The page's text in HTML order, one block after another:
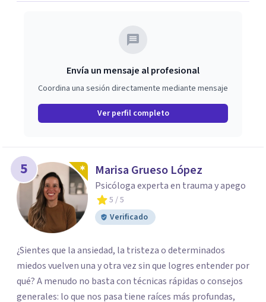
Envía un mensaje al profesional
Coordina una sesión directamente mediante mensaje
Ver perfil completo
5 Marisa Grueso López
Psicóloga experta en trauma y apego
5 / 5
Verificado
¿Sientes que la ansiedad, la tristeza o determinados
miedos vuelven una y otra vez sin que logres entender por
qué? A menudo no basta con técnicas rápidas o consejos
generales: lo que nos pasa tiene raíces más profundas,